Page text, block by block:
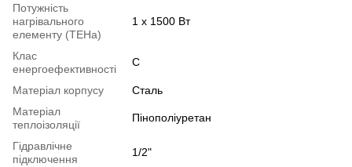
Потужність
нагрівального
елементу (ТЕНа)
1 х 1500 Вт
Клас
енергоефективності
C
Матеріал корпусу
Сталь
Матеріал
теплоізоляції
Пінополіуретан
Гідравлічне
підключення
1/2"